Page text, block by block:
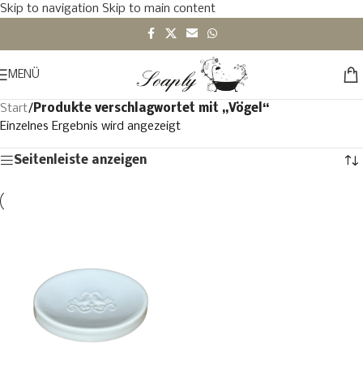
Skip to navigation Skip to main content
MENÜ
Start/Produkte verschlagwortet mit „Vögel“
Einzelnes Ergebnis wird angezeigt
Seitenleiste anzeigen